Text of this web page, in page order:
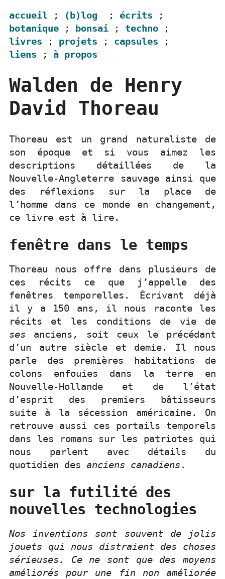
accueil ; (b)log ; écrits ;
botanique ; bonsai ; techno ;
livres ; projets ; capsules ;
liens ; à propos
Walden de Henry
David Thoreau
Thoreau est un grand naturaliste de
son époque et si vous aimez les
descriptions détaillées de la
Nouvelle-Angleterre sauvage ainsi que
des réflexions sur la place de
l’homme dans ce monde en changement,
ce livre est à lire.
fenêtre dans le temps
Thoreau nous offre dans plusieurs de
ces récits ce que j’appelle des
fenêtres temporelles. Écrivant déjà
il y a 150 ans, il nous raconte les
récits et les conditions de vie de
ses anciens, soit ceux le précédant
d’un autre siècle et demie. Il nous
parle des premières habitations de
colons enfouies dans la terre en
Nouvelle-Hollande et de l’état
d’esprit des premiers bâtisseurs
suite à la sécession américaine. On
retrouve aussi ces portails temporels
dans les romans sur les patriotes qui
nous parlent avec détails du
quotidien des anciens canadiens .
sur la futilité des
nouvelles technologies
Nos inventions sont souvent de jolis
jouets qui nous distraient des choses
sérieuses. Ce ne sont que des moyens
améliorés pour une fin non améliorée